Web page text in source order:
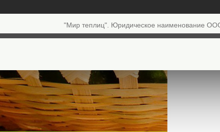
"Мир теплиц". Юридическое наименование